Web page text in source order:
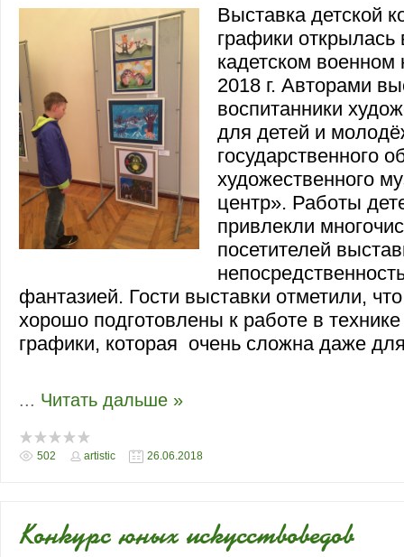
Выставка детской
графики
кадетском военном
2018 г. Авторами
воспитанники
для детей и
государственного
художественного
центр». Работы
привлекли
посетителей
фантазией. Гости выставки отметили,
хорошо подготовлены к работе в
графики, которая очень сложна даже
... Читать дальше »
502 artistic 26.06.2018
Конкурс юных искусствоведов